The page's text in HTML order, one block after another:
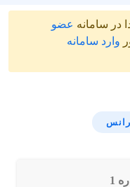
در سامانه عضو
وارد سامانه
1